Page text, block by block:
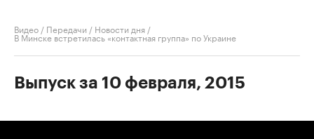
Видео / Передачи / Новости дня /
В Минске встретилась «контактная группа» по Украине
Выпуск за 10 февраля, 2015